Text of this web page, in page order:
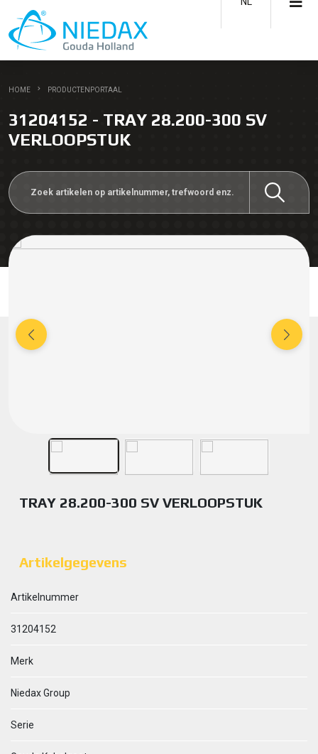
HOME PRODUCTENPORTAAL
31204152 - TRAY 28.200-300 SV
VERLOOPSTUK
TRAY 28.200-300 SV VERLOOPSTUK
Artikelgegevens
Artikelnummer
31204152
Merk
Niedax Group
Serie